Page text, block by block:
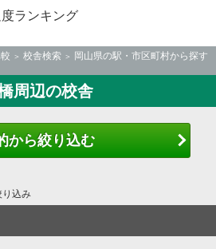
ランキング
校舎検索
岡山県の駅・市区町村から探す
周辺の校舎
から絞り込む
込み